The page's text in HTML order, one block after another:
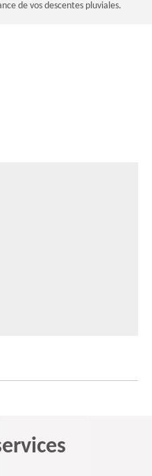
de vos descentes pluviales.